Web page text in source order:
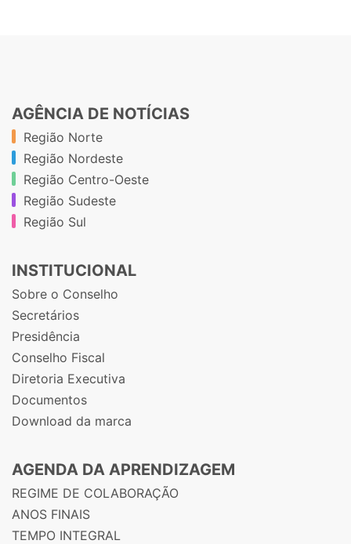
AGÊNCIA DE NOTÍCIAS
Região Norte
Região Nordeste
Região Centro-Oeste
Região Sudeste
Região Sul
INSTITUCIONAL
Sobre o Conselho
Secretários
Presidência
Conselho Fiscal
Diretoria Executiva
Documentos
Download da marca
AGENDA DA APRENDIZAGEM
REGIME DE COLABORAÇÃO
ANOS FINAIS
TEMPO INTEGRAL